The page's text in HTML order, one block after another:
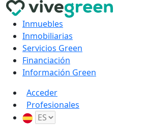
Inmuebles
Inmobiliarias
Servicios Green
Financiación
Información Green
Acceder
Profesionales